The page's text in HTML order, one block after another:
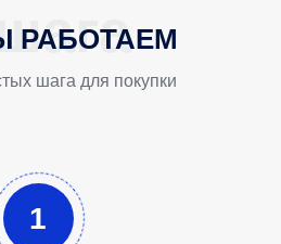
РАБОТАЕМ
шага для покупки
1